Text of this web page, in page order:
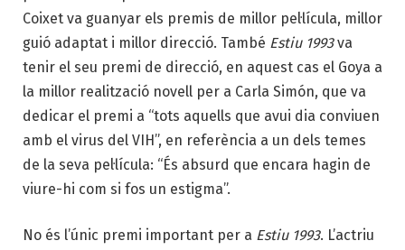
Coixet va guanyar els premis de millor pel·lícula, millor
guió adaptat i millor direcció. També Estiu 1993va
tenir el seu premi de direcció, en aquest cas el Goya a
la millor realització novell per a Carla Simón, que va
dedicar el premi a “tots aquells que avui dia conviuen
amb el virus del VIH”, en referència a un dels temes
de la seva pel·lícula: “És absurd que encara hagin de
viure-hi com si fos un estigma”.
No és l’únic premi important per a Estiu 1993. L’actriu